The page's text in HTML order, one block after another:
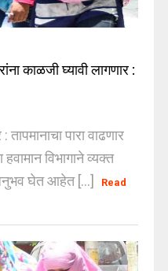
काळजी घ्यावी लागणार :
पारा वाढणार
विभागाने व्यक्त
घेत आहेत [...]
Read